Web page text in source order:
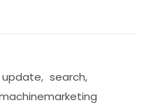
, search,